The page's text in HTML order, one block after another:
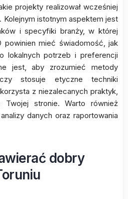
projekty realizował wcześniej
Kolejnym istotnym aspektem jest
i specyfiki branży, w której
powinien mieć świadomość, jak
lokalnych potrzeb i preferencji
jest, aby zrozumieć metody
stosuje etyczne techniki
z niezalecanych praktyk,
Twojej stronie. Warto również
danych oraz raportowania
dobry